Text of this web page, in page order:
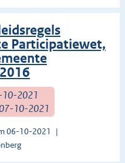
Participatiewet,
10-2021
10-2021
06-10-2021